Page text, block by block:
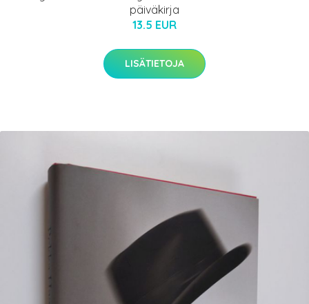
päiväkirja
13.5 EUR
LISÄTIETOJA